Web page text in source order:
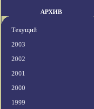
АРХИВ
Текущий
2003
2002
2001
2000
1999